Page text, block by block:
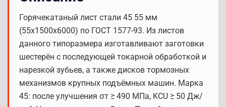
Горячекатаный лист стали 45 55 мм
(55х1500х6000) по ГОСТ 1577-93. Из листов
данного типоразмера изготавливают заготовки
шестерён с последующей токарной обработкой и
нарезкой зубьев, а также дисков тормозных
механизмов крупных подъёмных машин. Марка
45: после улучшения σт ≥ 490 МПа, KCU ≥ 50 Дж/